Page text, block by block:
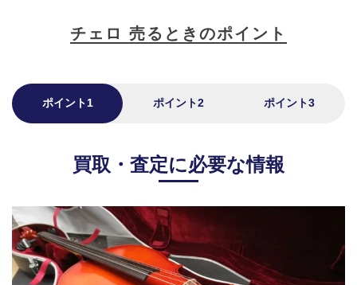
チェロ 売るときのポイント
ポイント1 ポイント2 ポイント3
買取・査定に必要な情報